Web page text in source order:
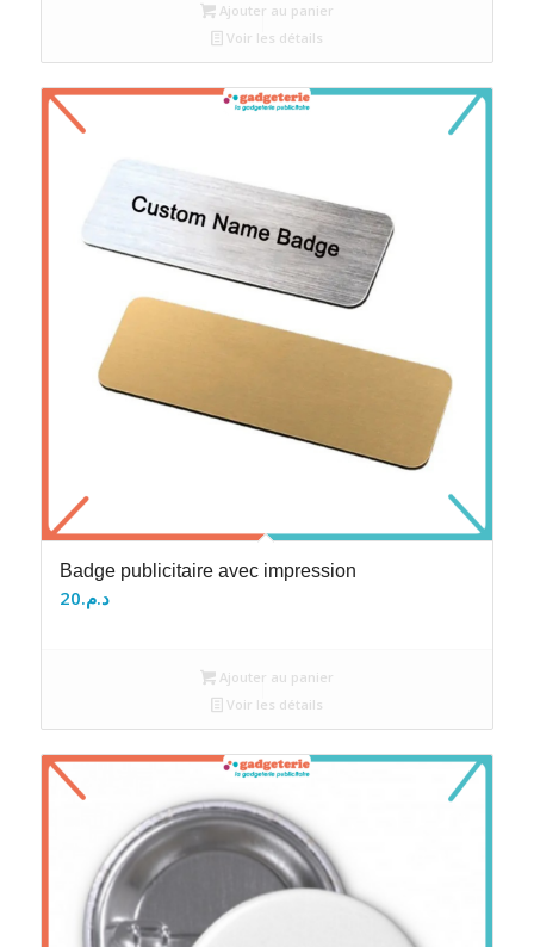
Ajouter au panier
Voir les détails
Badge publicitaire avec impression
د.م.20
Ajouter au panier
Voir les détails